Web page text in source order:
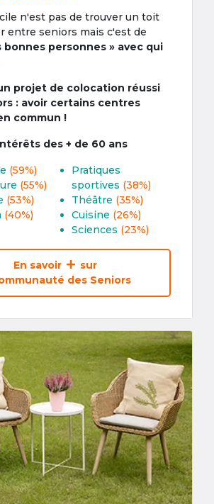
n'est pas de trouver un toit
entre seniors mais c'est de
bonnes personnes » avec qui
projet de colocation réussi
: avoir certains centres
commun !
des + de 60 ans
(59%)
(55%)
(53%)
(40%)
Pratiques
sportives (38%)
Théâtre (35%)
Cuisine (26%)
Sciences (23%)
En savoir
sur
des Seniors